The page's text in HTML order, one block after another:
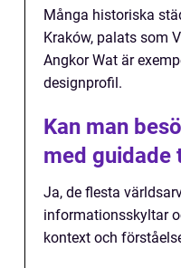
Många historiska
Kraków, palats som
Angkor Wat är
designprofil.
Kan man
med guidade
Ja, de flesta
informationsskyltar
kontext och